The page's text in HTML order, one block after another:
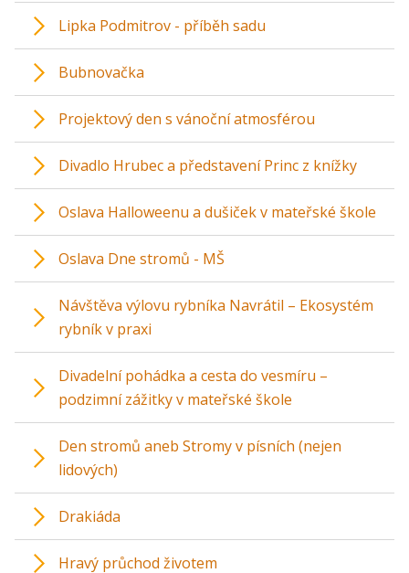
Lipka Podmitrov - příběh sadu
Bubnovačka
Projektový den s vánoční atmosférou
Divadlo Hrubec a představení Princ z knížky
Oslava Halloweenu a dušiček v mateřské škole
Oslava Dne stromů - MŠ
Návštěva výlovu rybníka Navrátil – Ekosystém
rybník v praxi
Divadelní pohádka a cesta do vesmíru –
podzimní zážitky v mateřské škole
Den stromů aneb Stromy v písních (nejen
lidových)
Drakiáda
Hravý průchod životem